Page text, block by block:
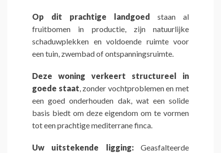
Op dit prachtige landgoed
staan al
fruitbomen in productie, zijn natuurlijke
schaduwplekken en voldoende ruimte voor
een tuin, zwembad of ontspanningsruimte.
Deze woning verkeert structureel in
goede staat, zonder vochtproblemen en met
een goed onderhouden dak, wat een solide
basis biedt om deze eigendom om te vormen
tot een prachtige mediterrane finca.
Uw uitstekende ligging: Geasfalteerde